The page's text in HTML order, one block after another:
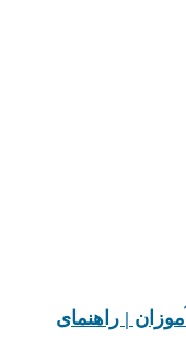
| راهنمای